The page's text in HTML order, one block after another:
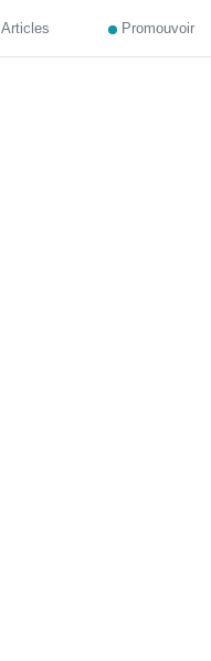
Articles Promouvoir